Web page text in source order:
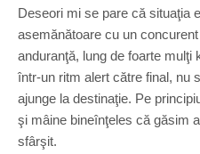
Deseori mi se pare că situaţia
asemănătoare cu un
anduranţă, lung de foarte mulţi
într-un ritm alert către final, nu
ajunge la destinaţie. Pe
şi mâine bineînţeles că găsim
sfârşit.